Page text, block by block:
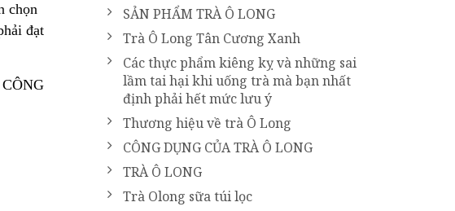
chọn
đạt
CÔNG
SẢN PHẨM TRÀ Ô LONG
Trà Ô Long Tân Cương Xanh
Các thực phẩm kiêng kỵ và những sai
lầm tai hại khi uống trà mà bạn nhất
định phải hết mức lưu ý
Thương hiệu về trà Ô Long
CÔNG DỤNG CỦA TRÀ Ô LONG
TRÀ Ô LONG
Trà Olong sữa túi lọc